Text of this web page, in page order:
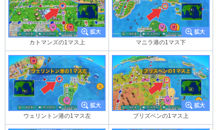
カトマンズの1マス上 マニラ港の1マス下
ウェリントン港の1マス左 ブリズベンの1マス上